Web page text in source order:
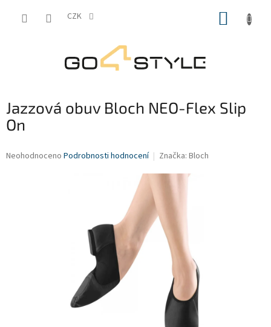
CZK
Jazzová obuv Bloch NEO-Flex Slip
On
Průměrné
Neohodnoceno Podrobnosti hodnocení Značka: Bloch